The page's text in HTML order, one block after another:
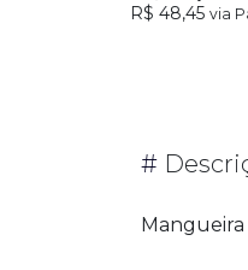
R$ 48,45 via
#
Mangueira